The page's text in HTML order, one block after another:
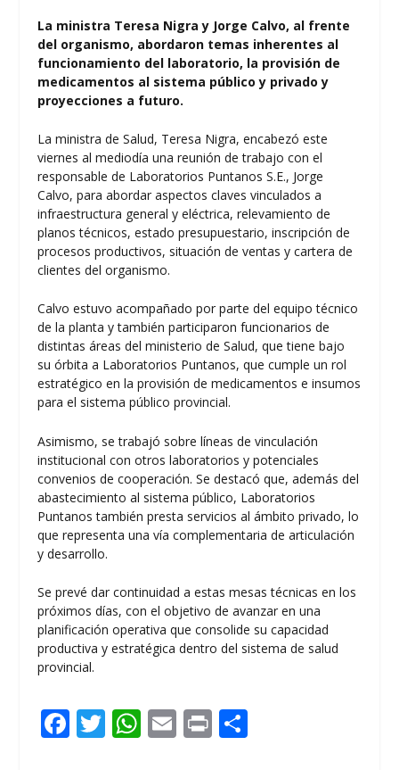
La ministra Teresa Nigra y Jorge Calvo, al frente
del organismo, abordaron temas inherentes al
funcionamiento del laboratorio, la provisión de
medicamentos al sistema público y privado y
proyecciones a futuro.
La ministra de Salud, Teresa Nigra, encabezó este
viernes al mediodía una reunión de trabajo con el
responsable de Laboratorios Puntanos S.E., Jorge
Calvo, para abordar aspectos claves vinculados a
infraestructura general y eléctrica, relevamiento de
planos técnicos, estado presupuestario, inscripción de
procesos productivos, situación de ventas y cartera de
clientes del organismo.
Calvo estuvo acompañado por parte del equipo técnico
de la planta y también participaron funcionarios de
distintas áreas del ministerio de Salud, que tiene bajo
su órbita a Laboratorios Puntanos, que cumple un rol
estratégico en la provisión de medicamentos e insumos
para el sistema público provincial.
Asimismo, se trabajó sobre líneas de vinculación
institucional con otros laboratorios y potenciales
convenios de cooperación. Se destacó que, además del
abastecimiento al sistema público, Laboratorios
Puntanos también presta servicios al ámbito privado, lo
que representa una vía complementaria de articulación
y desarrollo.
Se prevé dar continuidad a estas mesas técnicas en los
próximos días, con el objetivo de avanzar en una
planificación operativa que consolide su capacidad
productiva y estratégica dentro del sistema de salud
provincial.
F T W E Pr